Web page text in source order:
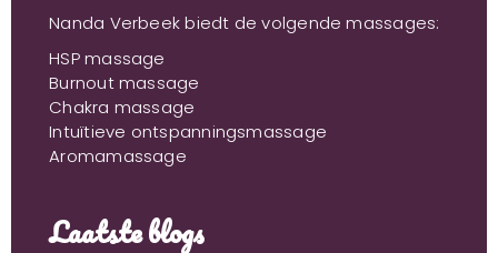
Nanda Verbeek biedt de volgende massages:
HSP massage
Burnout massage
Chakra massage
Intuïtieve ontspanningsmassage
Aromamassage
Laatste blogs